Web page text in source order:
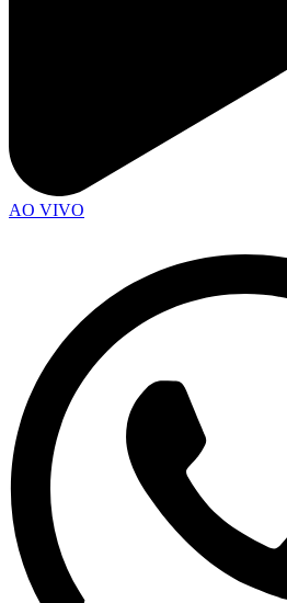
AO VIVO